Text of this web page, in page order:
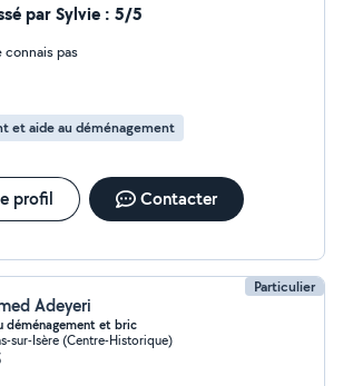
aide au déménagement...
par Sylvie : 5/5
connais pas
et aide au déménagement
profil Contacter
Particulier
Adeyeri
déménagement et bric
sur-Isère (Centre-Historique)